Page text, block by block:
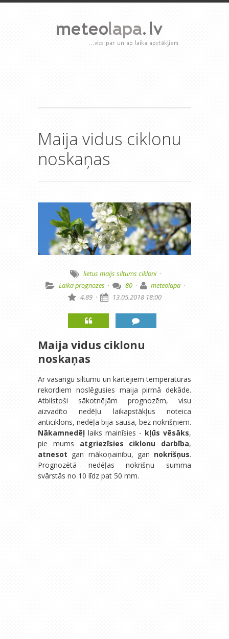
Maija vidus ciklonu
noskaņas
lietus maijs siltums cikloni ·
Laika prognozes · 80 · meteolapa ·
4.89 · 13.05.2018 18:00
Maija vidus ciklonu
noskaņas
Ar vasarīgu siltumu un kārtējiem temperatūras
rekordiem noslēgusies maija pirmā dekāde.
Atbilstoši sākotnējām prognozēm, visu
aizvadīto nedēļu laikapstākļus noteica
anticiklons, nedēļa bija sausa, bez nokrišņiem.
Nākamnedēļ laiks mainīsies - kļūs vēsāks,
pie mums atgriezīsies ciklonu darbība,
atnesot gan mākoņainību, gan nokrišņus.
Prognozētā nedēļas nokrišņu summa
svārstās no 10 līdz pat 50 mm.